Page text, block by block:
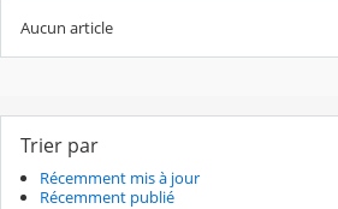
Aucun article
Trier par
Récemment mis à jour
Récemment publié